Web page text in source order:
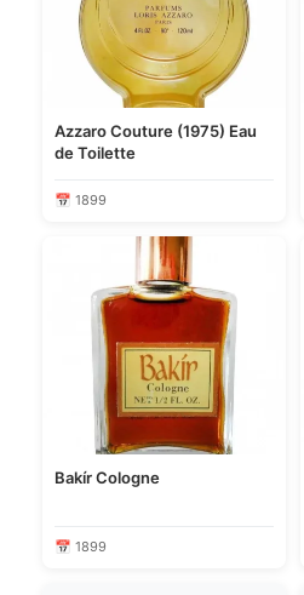
Azzaro Couture (1975) Eau
de Toilette
📅 1899
Bakír Cologne
📅 1899